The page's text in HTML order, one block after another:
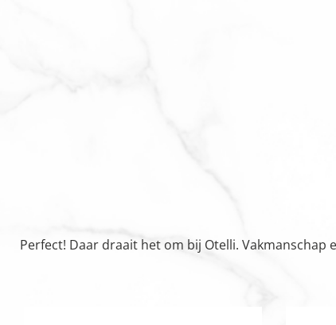
Perfect! Daar draait het om bij Otelli.